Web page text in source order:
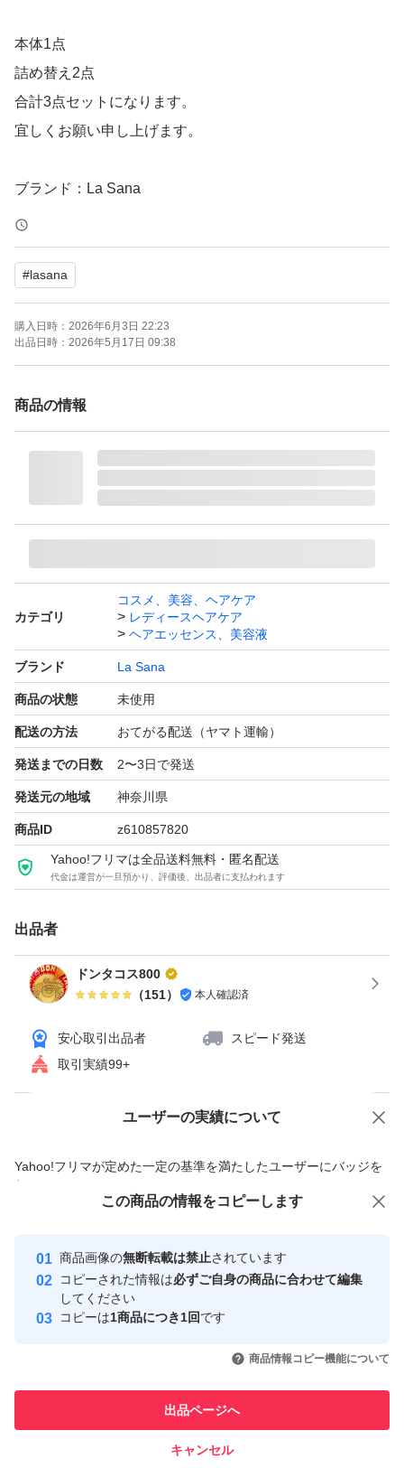
本体1点
詰め替え2点
合計3点セットになります。
宜しくお願い申し上げます。
ブランド：La Sana
#lasana
購入日時： 2026年6月3日 22:23
出品日時： 2026年5月17日 09:38
商品の情報
カテゴリ
コスメ、美容、ヘアケア
レディースヘアケア
ヘアエッセンス、美容液
ブランド La Sana
商品の状態 未使用
配送の方法 おてがる配送（ヤマト運輸）
発送までの日数 2〜3日で発送
発送元の地域 神奈川県
商品ID z610857820
Yahoo!フリマは全品送料無料・匿名配送
代金は運営が一旦預かり、評価後、出品者に支払われます
出品者
ドンタコス800
（151） 本人確認済
安心取引出品者
スピード発送
取引実績99+
ユーザーの実績について
Yahoo!フリマが定めた一定の基準を満たしたユーザーにバッジを
付与しています
安心取引出品者
心・安全なユーザーです
取引実績
引を完了させた実績があります
での取引実績があります
価格の相談 商品への質問
この商品の情報をコピーします
商品画像の無断転載は禁止されています
コピーされた情報は必ずご自身の商品に合わせて編集
してください
コピーは1商品につき1回です
商品情報コピー機能について
出品ページへ
キャンセル
この商品をみている人にオススメ